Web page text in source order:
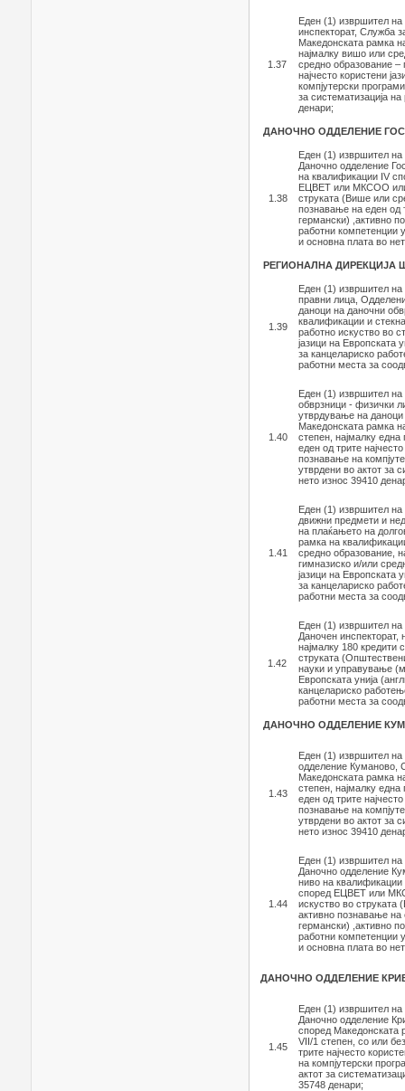
1.37
Еден (1) извршител
инспекторат, Служба
Македонската рамка
најмалку вишо или
средно образование –
најчесто користени
компјутерски
за систематизација
денари;
ДАНОЧНО ОДДЕЛЕНИЕ
1.38
Еден (1) извршител на
Даночно одделение
на квалификации IV
ЕЦВЕТ или МКСОО или
струката (Више или
познавање на еден од
германски) ,активно
работни компетенции
и основна плата во
РЕГИОНАЛНА ДИРЕКЦИЈА
1.39
Еден (1) извршител на
правни лица,
даноци на даночни
квалификации и
работно искуство во
јазици на Европската
за канцелариско
работни места за
1.40
Еден (1) извршител
обврзници - физички
утврдување на
Македонската рамка
степен, најмалку
еден од трите
познавање на
утврдени во актот за
нето износ 39410
1.41
Еден (1) извршител
движни предмети и
на плаќањето на
рамка на
средно образование,
гимназиско и/или
јазици на Европската
за канцелариско
работни места за
1.42
Еден (1) извршител
Даночен
најмалку 180 кредити
струката
науки и управување
Европската унија
канцелариско
работни места за
ДАНОЧНО ОДДЕЛЕНИЕ
1.43
Еден (1) извршител
одделение Куманово,
Македонската рамка
степен, најмалку
еден од трите
познавање на
утврдени во актот за
нето износ 39410
1.44
Еден (1) извршител
Даночно одделение
ниво на квалификации
според ЕЦВЕТ или
искуство во струката
активно познавање на
германски) ,активно
работни компетенции
и основна плата во
ДАНОЧНО ОДДЕЛЕНИЕ
1.45
Еден (1) извршител
Даночно одделение
според Македонската
VII/1 степен, со или
трите најчесто
на компјутерски
актот за
35748 денари;